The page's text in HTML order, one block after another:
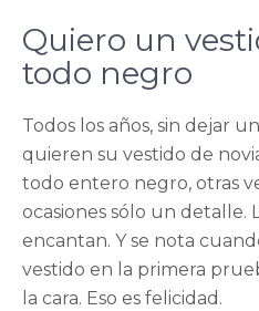
Quiero un
todo negro
Todos los años, sin dejar
quieren su vestido de
todo entero negro, otras
ocasiones sólo un detalle.
encantan. Y se nota
vestido en la primera
la cara. Eso es felicidad.